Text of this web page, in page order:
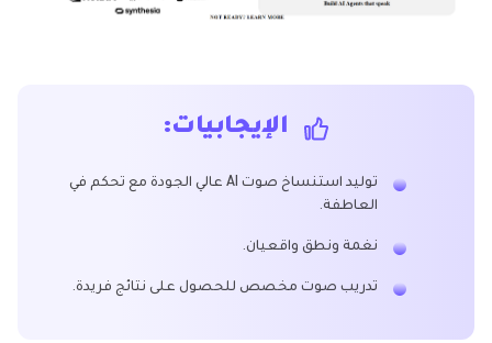
الإيجابيات:
توليد استنساخ صوت AI عالي الجودة مع تحكم في
العاطفة.
نغمة ونطق واقعيان.
تدريب صوت مخصص للحصول على نتائج فريدة.